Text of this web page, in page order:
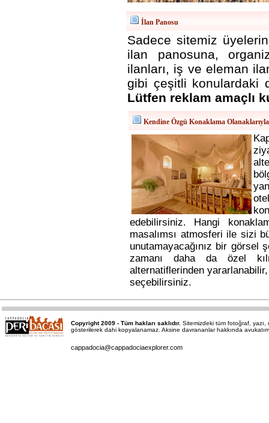
İlan Panosu
Sadece sitemiz
ilan panosuna,
ilanları, iş ve eleman
gibi çeşitli konulardaki
Lütfen reklam amaçlı
Kendine Özgü Konaklama
edebilirsiniz. Hangi
masalımsı atmosferi ile sizi
unutamayacağınız bir görsel
zamanı daha da özel
alternatiflerinden
seçebilirsiniz.
Copyright 2009 - Tüm hakları saklıdır. Sitemizdeki tüm fotoğraf, yazı,
gösterilerek dahi kopyalanamaz. Aksine davrananlar hakkında
cappadocia@cappadociaexplorer.com